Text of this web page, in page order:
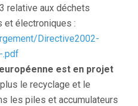
relative aux déchets
et électroniques :
Directive2002-
.pdf
est en projet
le recyclage et le
les piles et accumulateurs